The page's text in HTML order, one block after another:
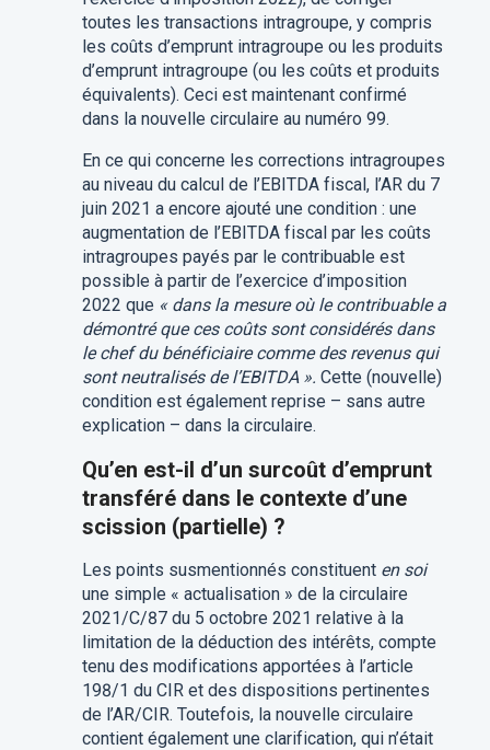
toutes les transactions intragroupe, y compris
les coûts d’emprunt intragroupe ou les produits
d’emprunt intragroupe (ou les coûts et produits
équivalents). Ceci est maintenant confirmé
dans la nouvelle circulaire au numéro 99.
En ce qui concerne les corrections intragroupes
au niveau du calcul de l’EBITDA fiscal, l’AR du 7
juin 2021 a encore ajouté une condition : une
augmentation de l’EBITDA fiscal par les coûts
intragroupes payés par le contribuable est
possible à partir de l’exercice d’imposition
2022 que « dans la mesure où le contribuable a
démontré que ces coûts sont considérés dans
le chef du bénéficiaire comme des revenus qui
sont neutralisés de l’EBITDA ». Cette (nouvelle)
condition est également reprise – sans autre
explication – dans la circulaire.
Qu’en est-il d’un surcoût d’emprunt
transféré dans le contexte d’une
scission (partielle) ?
Les points susmentionnés constituent en soi
une simple « actualisation » de la circulaire
2021/C/87 du 5 octobre 2021 relative à la
limitation de la déduction des intérêts, compte
tenu des modifications apportées à l’article
198/1 du CIR et des dispositions pertinentes
de l’AR/CIR. Toutefois, la nouvelle circulaire
contient également une clarification, qui n’était